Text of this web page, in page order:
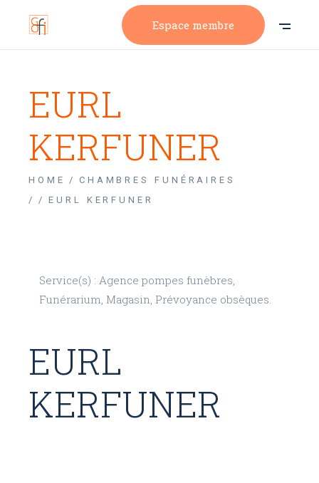
Espace membre
EURL
KERFUNER
HOME
CHAMBRES FUNÉRAIRES
/
EURL KERFUNER
Service(s) : Agence pompes funèbres,
Funérarium, Magasin, Prévoyance obsèques.
EURL
KERFUNER